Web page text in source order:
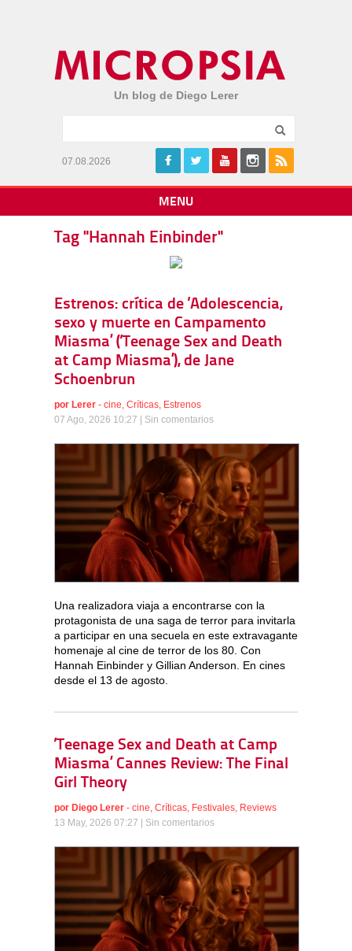
Un blog de Diego Lerer
07.08.2026
MENU
Tag "Hannah Einbinder"
Estrenos: crítica de ‘Adolescencia,
sexo y muerte en Campamento
Miasma’ (‘Teenage Sex and Death
at Camp Miasma’), de Jane
Schoenbrun
por Lerer - cine, Críticas, Estrenos
07 Ago, 2026 10:27 | Sin comentarios
Una realizadora viaja a encontrarse con la
protagonista de una saga de terror para invitarla
a participar en una secuela en este extravagante
homenaje al cine de terror de los 80. Con
Hannah Einbinder y Gillian Anderson. En cines
desde el 13 de agosto.
‘Teenage Sex and Death at Camp
Miasma’ Cannes Review: The Final
Girl Theory
por Diego Lerer - cine Críticas Festivales Reviews
13 May, 2026 07:27 | Sin comentarios